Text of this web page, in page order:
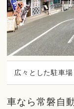
広々とした駐車
車なら常磐自